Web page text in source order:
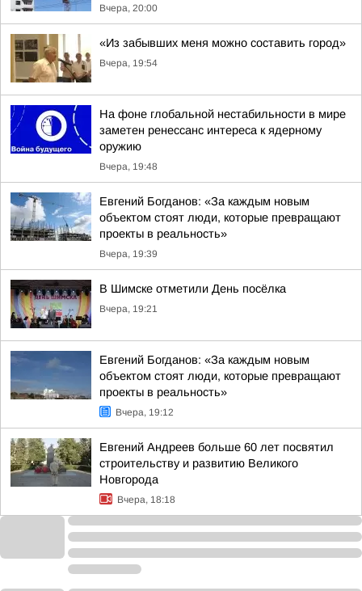
Вчера, 20:00
«Из забывших меня можно составить город»
Вчера, 19:54
На фоне глобальной нестабильности в мире
заметен ренессанс интереса к ядерному
оружию
Вчера, 19:48
Евгений Богданов: «За каждым новым
объектом стоят люди, которые превращают
проекты в реальность»
Вчера, 19:39
В Шимске отметили День посёлка
Вчера, 19:21
Евгений Богданов: «За каждым новым
объектом стоят люди, которые превращают
проекты в реальность»
Вчера, 19:12
Евгений Андреев больше 60 лет посвятил
строительству и развитию Великого
Новгорода
Вчера, 18:18